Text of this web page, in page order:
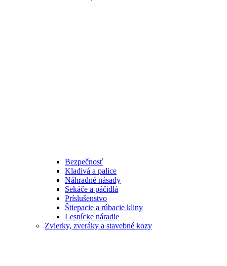
Bezpečnosť
Kladivá a palice
Náhradné násady
Sekáče a páčidlá
Príslušenstvo
Štiepacie a rúbacie kliny
Lesnícke náradie
Zvierky, zveráky a stavebné kozy